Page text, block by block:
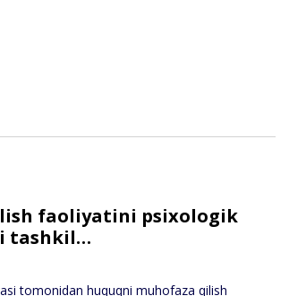
faoliyatini psixologik
tashkil…
tomonidan huquqni muhofaza qilish